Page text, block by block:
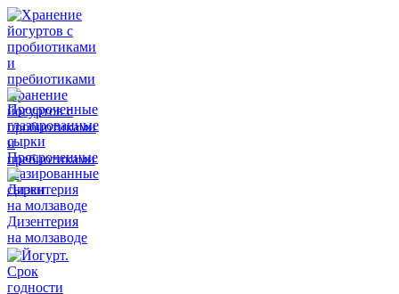
Хранение
йогуртов с
пробиотиками
и
пребиотиками
Просроченные
глазированные
сырки
Дизентерия
на молзаводе